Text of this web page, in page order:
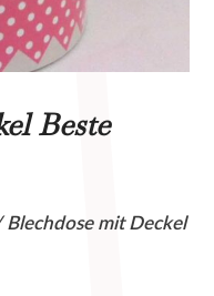
Beste
Blechdose mit Deckel